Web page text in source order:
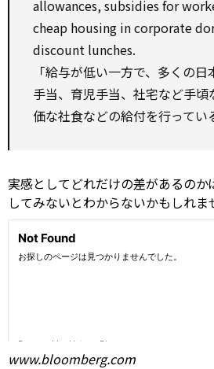
allowances, subsidies for
cheap housing in corporate
discount lunches.
「給与が低い一方で、多くの日
手当、育児手当、社宅など手
価な社食などの給付を行ってい
実感としてどれだけの差があるのか
してみないとわからないかもしれま
www.bloomberg.com